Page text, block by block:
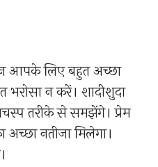
आपके लिए बहुत अच्छा
भरोसा न करें। शादीशुदा
तरीके से समझेंगे। प्रेम
नतीजा मिलेगा।